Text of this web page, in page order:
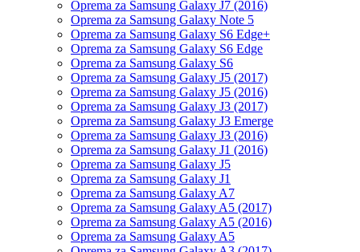
Oprema za Samsung Galaxy J7 (2016)
Oprema za Samsung Galaxy Note 5
Oprema za Samsung Galaxy S6 Edge+
Oprema za Samsung Galaxy S6 Edge
Oprema za Samsung Galaxy S6
Oprema za Samsung Galaxy J5 (2017)
Oprema za Samsung Galaxy J5 (2016)
Oprema za Samsung Galaxy J3 (2017)
Oprema za Samsung Galaxy J3 Emerge
Oprema za Samsung Galaxy J3 (2016)
Oprema za Samsung Galaxy J1 (2016)
Oprema za Samsung Galaxy J5
Oprema za Samsung Galaxy J1
Oprema za Samsung Galaxy A7
Oprema za Samsung Galaxy A5 (2017)
Oprema za Samsung Galaxy A5 (2016)
Oprema za Samsung Galaxy A5